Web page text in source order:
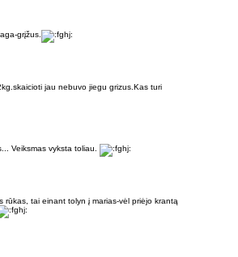
grįžus.
jau nebuvo jiegu grizus.Kas turi
Veiksmas vyksta toliau.
tai einant tolyn į marias-vėl priėjo krantą